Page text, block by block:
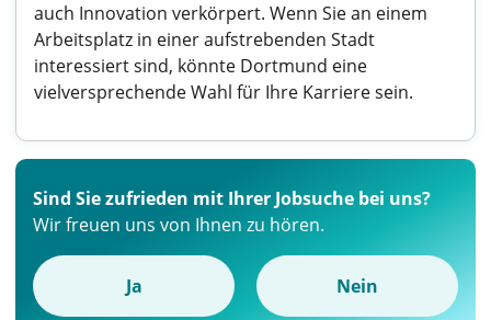
auch Innovation verkörpert. Wenn Sie an einem
Arbeitsplatz in einer aufstrebenden Stadt
interessiert sind, könnte Dortmund eine
vielversprechende Wahl für Ihre Karriere sein.
Sind Sie zufrieden mit Ihrer Jobsuche bei uns?
Wir freuen uns von Ihnen zu hören.
Ja Nein